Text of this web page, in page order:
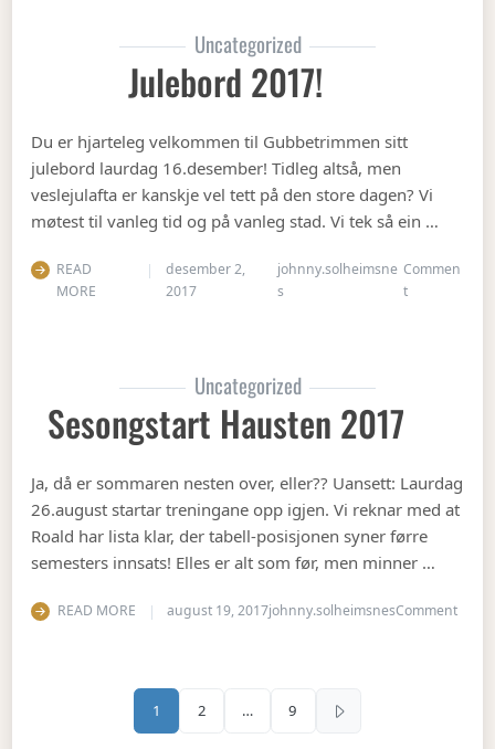
Uncategorized
Julebord 2017!
Du er hjarteleg velkommen til Gubbetrimmen sitt
julebord laurdag 16.desember! Tidleg altså, men
veslejulafta er kanskje vel tett på den store dagen? Vi
møtest til vanleg tid og på vanleg stad. Vi tek så ein …
READ
MORE
desember 2,
2017
johnny.solheimsne
s
Commen
ton Julebord
Uncategorized
Sesongstart Hausten 2017
Ja, då er sommaren nesten over, eller?? Uansett: Laurdag
26.august startar treningane opp igjen. Vi reknar med at
Roald har lista klar, der tabell-posisjonen syner førre
semesters innsats! Elles er alt som før, men minner …
READ MORE august 19, 2017johnny.solheimsnesCommenton
Sidepaginering
1 2 … 9